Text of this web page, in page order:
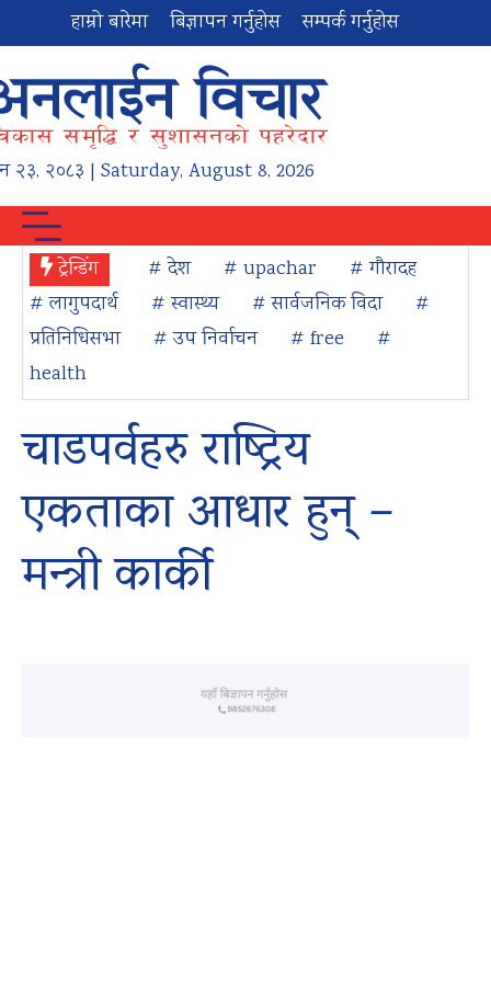
हाम्रो बारेमा बिज्ञापन गर्नुहोस सम्पर्क गर्नुहोस
२३, २०८३ | Saturday, August 8, 2026
ट्रेन्डिंग # देश # upachar
# गौरादह
# लागुपदार्थ
# स्वास्थ्य # सार्वजनिक विदा
#
प्रतिनिधिसभा
# उप निर्वाचन # free
#
health
चाडपर्वहरु राष्ट्रिय
एकताका आधार हुन् –
मन्त्री कार्की